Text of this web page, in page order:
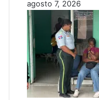
agosto 7, 2026